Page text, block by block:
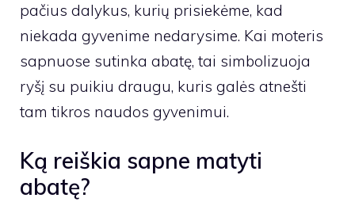
pačius dalykus, kurių prisiekėme, kad
niekada gyvenime nedarysime. Kai moteris
sapnuose sutinka abatę, tai simbolizuoja
ryšį su puikiu draugu, kuris galės atnešti
tam tikros naudos gyvenimui.
Ką reiškia sapne matyti
abatę?